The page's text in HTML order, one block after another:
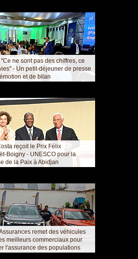
ne sont pas des chiffres, ce
- Un petit-déjeuner de presse
et de bilan
reçoit le Prix Félix
Boigny - UNESCO pour la
de la Paix à Abidjan
remet des véhicules
meilleurs commerciaux pour
l'assurance des populations